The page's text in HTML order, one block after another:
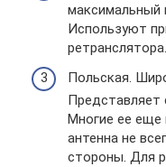
максимальный
Используют
ретранслятора.
Польская.
Представляет
Многие ее еще
антенна не
стороны. Для